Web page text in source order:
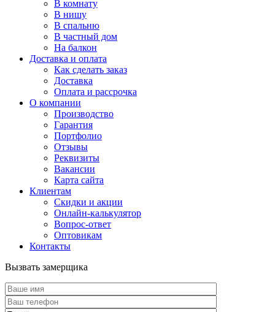
В комнату
В нишу
В спальню
В частный дом
На балкон
Доставка и оплата
Как сделать заказ
Доставка
Оплата и рассрочка
О компании
Производство
Гарантия
Портфолио
Отзывы
Реквизиты
Вакансии
Карта сайта
Клиентам
Скидки и акции
Онлайн-калькулятор
Вопрос-ответ
Оптовикам
Контакты
Вызвать замерщика